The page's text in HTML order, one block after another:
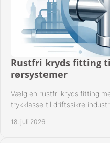
Rustfri kryds fitting
rørsystemer
Vælg en rustfri kryds fitting
trykklasse til driftssikre
18. juli 2026